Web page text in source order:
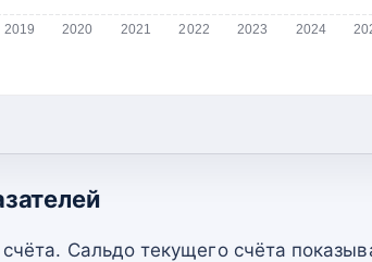
2019 2020 2021 2022 2023 2024
Сальдо текущего счёта